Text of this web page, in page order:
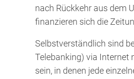
nach Rückkehr aus dem
finanzieren sich die
Selbstverständlich sind
Telebanking) via Internet
sein, in denen jede